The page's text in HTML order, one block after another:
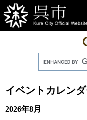
ー
ジ
の
ニ
ュ
ー
へ
イベントカレン
2026年8月